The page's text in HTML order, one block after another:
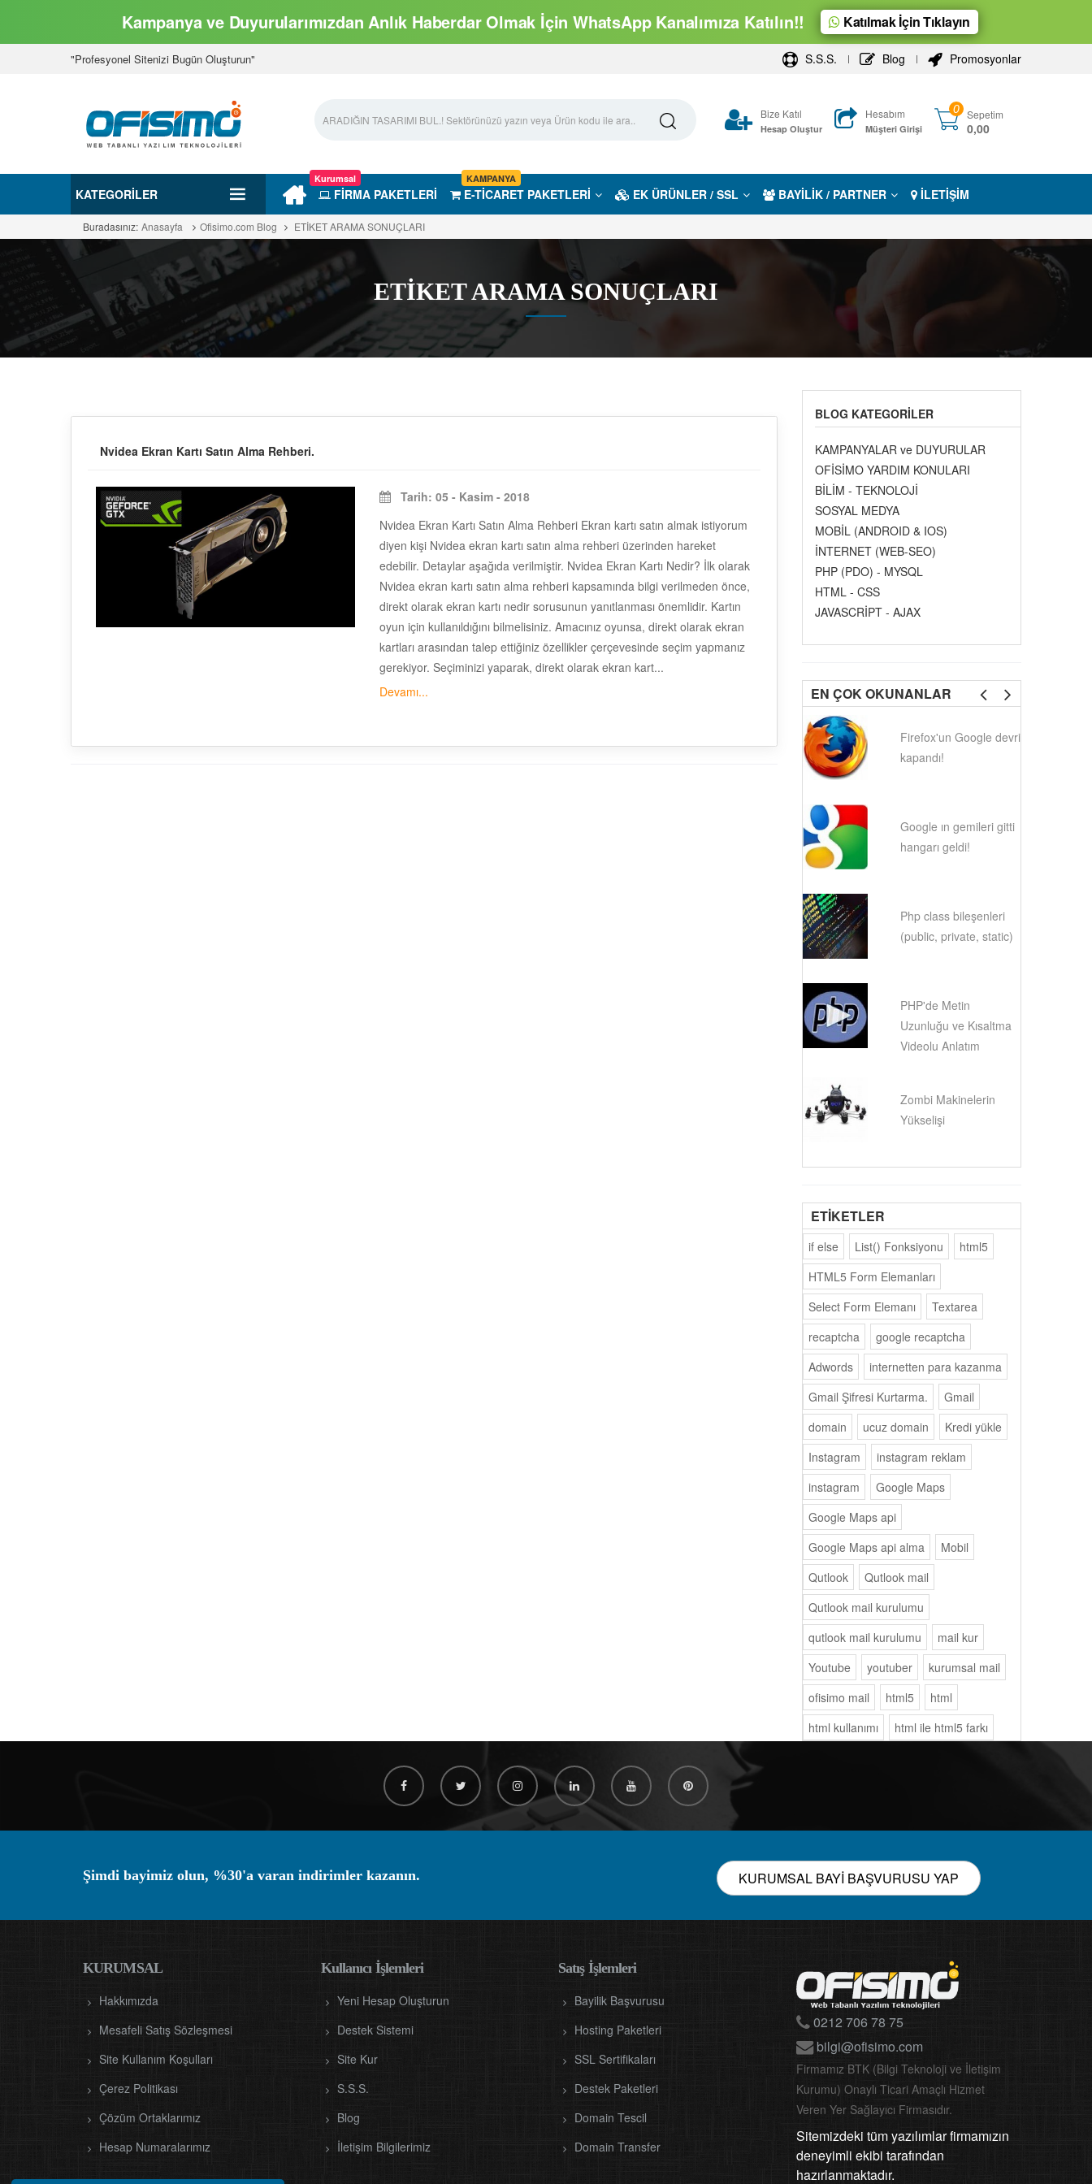
Kampanya ve Duyurularımızdan Anlık Haberdar Olmak İçin WhatsApp Kanalımıza Katılın!! Katılmak İçin Tıklayın
"Profesyonel Sitenizi Bugün Oluşturun" S.S.S. Blog Promosyonlar
Bize Katıl
Hesap Oluştur
Hesabım
Müşteri Girişi
0 Sepetim
0,00
KATEGORILER FİRMA PAKETLERİ
Kurumsal
E-TİCARET PAKETLERİ
KAMPANYA
EK ÜRÜNLER / SSL BAYİLİK / PARTNER İLETİŞİM
Buradasınız: Anasayfa Ofisimo.com Blog ETİKET ARAMA SONUÇLARI
ETİKET ARAMA SONUÇLARI
Nvidea Ekran Kartı Satın Alma Rehberi.
Tarih: 05 - Kasim - 2018
Nvidea Ekran Kartı Satın Alma Rehberi Ekran kartı satın almak istiyorum
diyen kişi Nvidea ekran kartı satın alma rehberi üzerinden hareket
edebilir. Detaylar aşağıda verilmiştir. Nvidea Ekran Kartı Nedir? İlk olarak
Nvidea ekran kartı satın alma rehberi kapsamında bilgi verilmeden önce,
direkt olarak ekran kartı nedir sorusunun yanıtlanması önemlidir. Kartın
oyun için kullanıldığını bilmelisiniz. Amacınız oyunsa, direkt olarak ekran
kartları arasından talep ettiğiniz özellikler çerçevesinde seçim yapmanız
gerekiyor. Seçiminizi yaparak, direkt olarak ekran kart...
Devamı...
BLOG KATEGORILER
KAMPANYALAR ve DUYURULAR
OFİSİMO YARDIM KONULARI
BİLİM - TEKNOLOJİ
SOSYAL MEDYA
MOBİL (ANDROID & IOS)
İNTERNET (WEB-SEO)
PHP (PDO) - MYSQL
HTML - CSS
JAVASCRİPT - AJAX
EN ÇOK OKUNANLAR
Firefox'un Google devri
kapandı!
Google ın gemileri gitti
hangarı geldi!
Php class bileşenleri
(public, private, static)
PHP'de Metin
Uzunluğu ve Kısaltma
Videolu Anlatım
Zombi Makinelerin
Yükselişi
ETİKETLER
if else List() Fonksiyonu
html5
HTML5 Form Elemanları
Select Form Elemanı
Textarea
recaptcha
google recaptcha
Adwords
internetten para kazanma
Gmail Şifresi Kurtarma.
Gmail
domain
ucuz domain
Kredi yükle
Instagram
instagram reklam
instagram
Google Maps
Google Maps api
Google Maps api alma
Mobil
Qutlook
Qutlook mail
Qutlook mail kurulumu
qutlook mail kurulumu
mail kur
Youtube
youtuber
kurumsal mail
ofisimo mail
html5
html
html kullanımı
html ile html5 farkı
Şimdi bayimiz olun, %30'a varan indirimler kazanın. KURUMSAL BAYİ BAŞVURUSU YAP
KURUMSAL
Hakkımızda
Mesafeli Satış Sözleşmesi
Site Kullanım Koşulları
Çerez Politikası
Çözüm Ortaklarımız
Hesap Numaralarımız
Kullanıcı İşlemleri
Yeni Hesap Oluşturun
Destek Sistemi
Site Kur
S.S.S.
Blog
İletişim Bilgilerimiz
Satış İşlemleri
Bayilik Başvurusu
Hosting Paketleri
SSL Sertifikaları
Destek Paketleri
Domain Tescil
Domain Transfer
0212 706 78 75
bilgi@ofisimo.com
Firmamız BTK (Bilgi Teknoloji ve İletişim
Kurumu) Onaylı Ticari Amaçlı Hizmet
Veren Yer Sağlayıcı Firmasıdır.
Sitemizdeki tüm yazılımlar firmamızın
deneyimli ekibi tarafından
hazırlanmaktadır.